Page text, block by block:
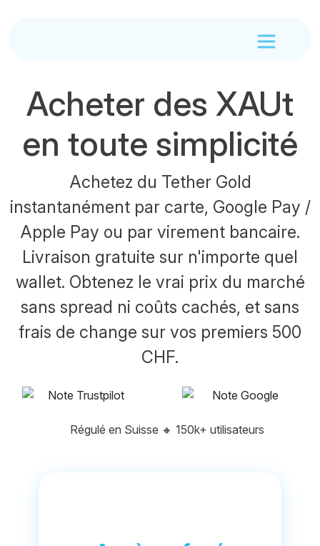
Acheter des XAUt
en toute simplicité
Achetez du Tether Gold
instantanément par carte, Google Pay /
Apple Pay ou par virement bancaire.
Livraison gratuite sur n'importe quel
wallet. Obtenez le vrai prix du marché
sans spread ni coûts cachés, et sans
frais de change sur vos premiers 500
CHF.
Régulé en Suisse 🔸 150k+ utilisateurs